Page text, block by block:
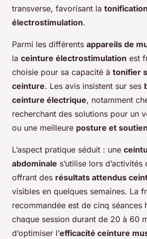
transverse, favorisant la
électrostimulation.
Parmi les différents appareils de
la ceinture électrostimulation est
choisie pour sa capacité à tonifier
ceinture. Les avis insistent sur ses
ceinture électrique, notamment
recherchant des solutions pour un
ou une meilleure posture et soutien
L’aspect pratique séduit : une
abdominale s’utilise lors
offrant des résultats attendus
visibles en quelques semaines. La
recommandée est de cinq séances
chaque session durant de 20 à 60
d’optimiser l’efficacité ceinture